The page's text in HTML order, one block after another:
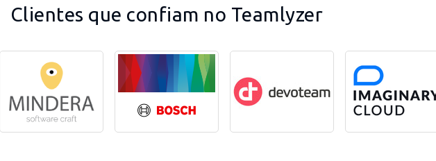
Clientes que confiam no Teamlyzer